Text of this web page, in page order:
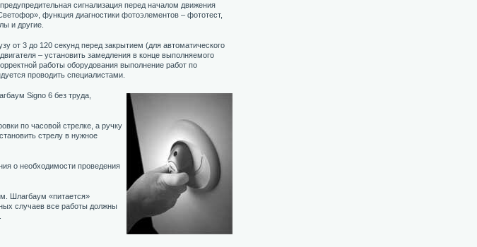
сигнализация перед началом движения
функция диагностики фотоэлементов – фототест,
и другие.
от 3 до 120 секунд перед закрытием (для автоматического
– установить замедления в конце выполняемого
работы оборудования выполнение работ по
проводить специалистами.
Signo 6 без труда,
по часовой стрелке, а ручку
стрелу в нужное
о необходимости проведения
Шлагбаум «питается»
случаев все работы должны